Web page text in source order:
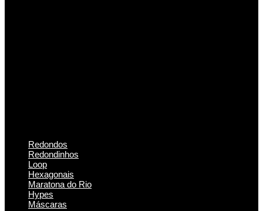
Redondos
Redondinhos
Loop
Hexagonais
Maratona do Rio
Hypes
Máscaras